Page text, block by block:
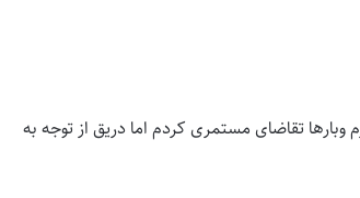
تقاضای مستمری کردم اما دریق از توجه به